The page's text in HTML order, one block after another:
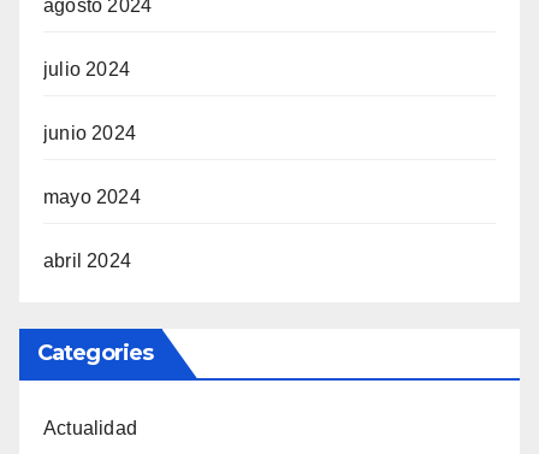
agosto 2024
julio 2024
junio 2024
mayo 2024
abril 2024
Categories
Actualidad